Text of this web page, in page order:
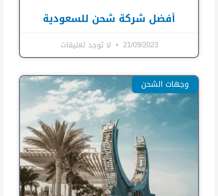
أفضل شركة شحن للسعودية
21/09/2023 لا توجد تعليقات
وجهات الشحن